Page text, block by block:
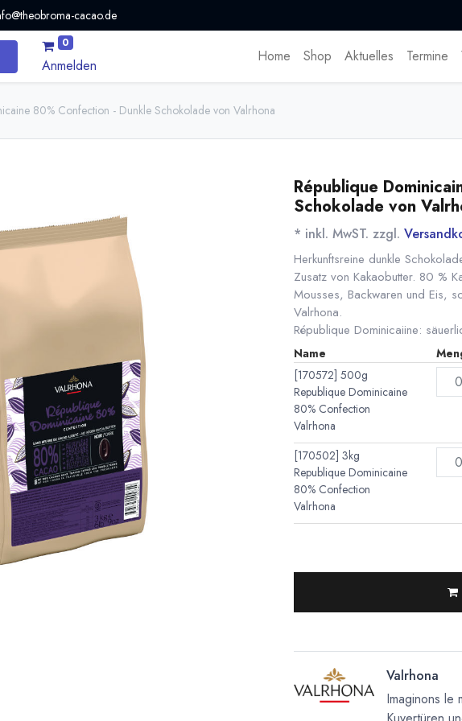
cacao.de
0
Anmelden
Home Shop Aktuelles Termine
80% Confection - Dunkle Schokolade von Valrhona
République
Schokolade von
* inkl. MwST. zzgl.
Herkunftsreine dunkle
Zusatz von Kakaobutter. 80 %
Mousses, Backwaren und Eis,
Valrhona.
République Dominicaiine:
Name
[170572] 500g
Republique Dominicaine
80% Confection
Valrhona
[170502] 3kg
Republique Dominicaine
80% Confection
Valrhona
Valrhona
Imaginons le